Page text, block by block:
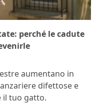
perché le cadute
aumentano in
difettose e
il tuo gatto.